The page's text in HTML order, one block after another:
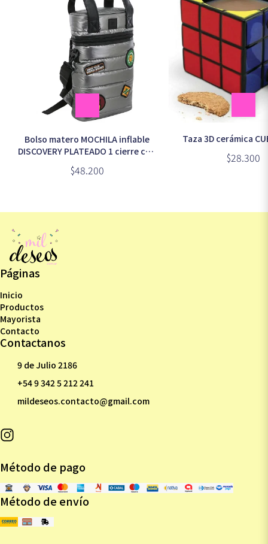
Bolso matero MOCHILA inflable
DISCOVERY PLATEADO 1 cierre con
parches (18463)
$48.200
Taza 3D cerámica
$28.300
Páginas
Inicio
Productos
Mayorista
Contacto
Contactanos
9 de Julio 2186
+54 9 342 5 212 241
mildeseos.contacto@gmail.com
Método de pago
Método de envío